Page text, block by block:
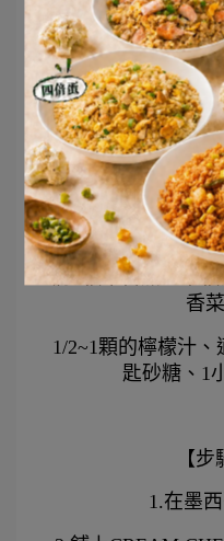
✅
✅
【莎
將2顆牛番茄、半顆
香
1/2~1顆的檸檬汁
匙砂糖、1
【
1.在墨